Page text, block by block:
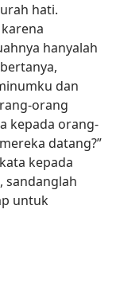
hati.
hanyalah
dan
orang
kepada orang-
datang?”
kepada
sandanglah
untuk